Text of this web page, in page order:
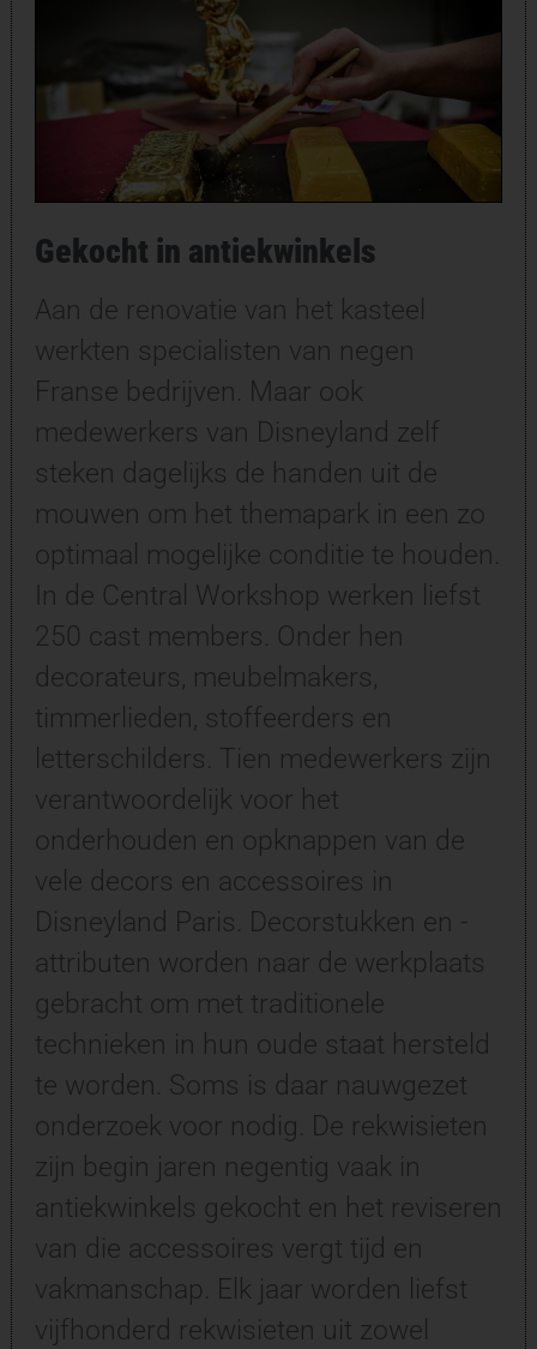
Gekocht in antiekwinkels
Aan de renovatie van het kasteel
werkten specialisten van negen
Franse bedrijven. Maar ook
medewerkers van Disneyland zelf
steken dagelijks de handen uit de
mouwen om het themapark in een zo
optimaal mogelijke conditie te houden.
In de Central Workshop werken liefst
250 cast members. Onder hen
decorateurs, meubelmakers,
timmerlieden, stoffeerders en
letterschilders. Tien medewerkers zijn
verantwoordelijk voor het
onderhouden en opknappen van de
vele decors en accessoires in
Disneyland Paris. Decorstukken en -
attributen worden naar de werkplaats
gebracht om met traditionele
technieken in hun oude staat hersteld
te worden. Soms is daar nauwgezet
onderzoek voor nodig. De rekwisieten
zijn begin jaren negentig vaak in
antiekwinkels gekocht en het reviseren
van die accessoires vergt tijd en
vakmanschap. Elk jaar worden liefst
vijfhonderd rekwisieten uit zowel